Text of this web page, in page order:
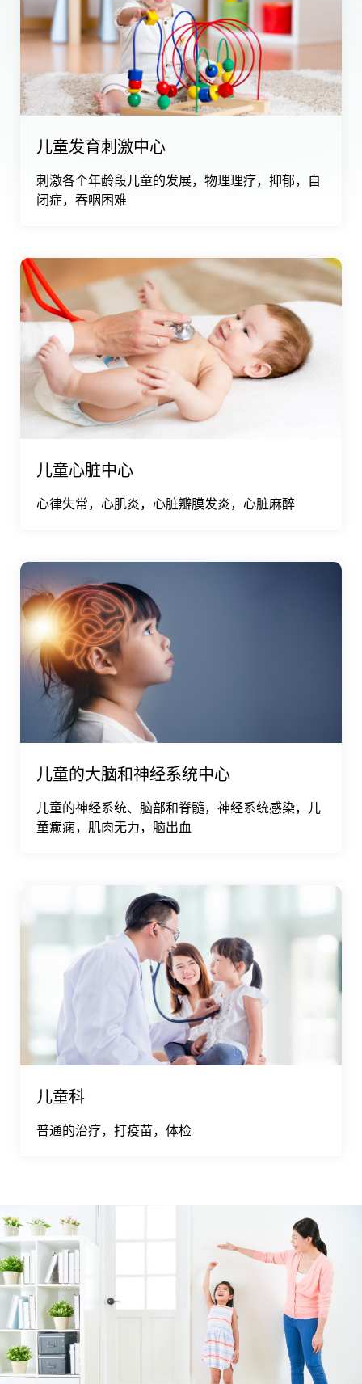
儿童发育刺激中心
刺激各个年龄段儿童的发展，物理理疗，抑郁，自
闭症，吞咽困难
儿童心脏中心
心律失常，心肌炎，心脏瓣膜发炎，心脏麻醉
儿童的大脑和神经系统中心
儿童的神经系统、脑部和脊髓，神经系统感染，儿
童癫痫，肌肉无力，脑出血
儿童科
普通的治疗，打疫苗，体检